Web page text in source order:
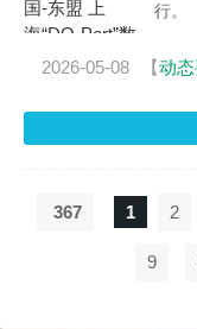
行。
2026-05-08 【动
367 1 2
9